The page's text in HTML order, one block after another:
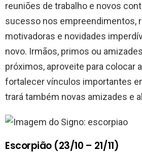
reuniões de trabalho e novos
sucesso nos empreendimentos,
motivadoras e novidades
novo. Irmãos, primos ou
próximos, aproveite para colocar
fortalecer vínculos importantes
trará também novas amizades e
Escorpião (23/10 – 21/11)